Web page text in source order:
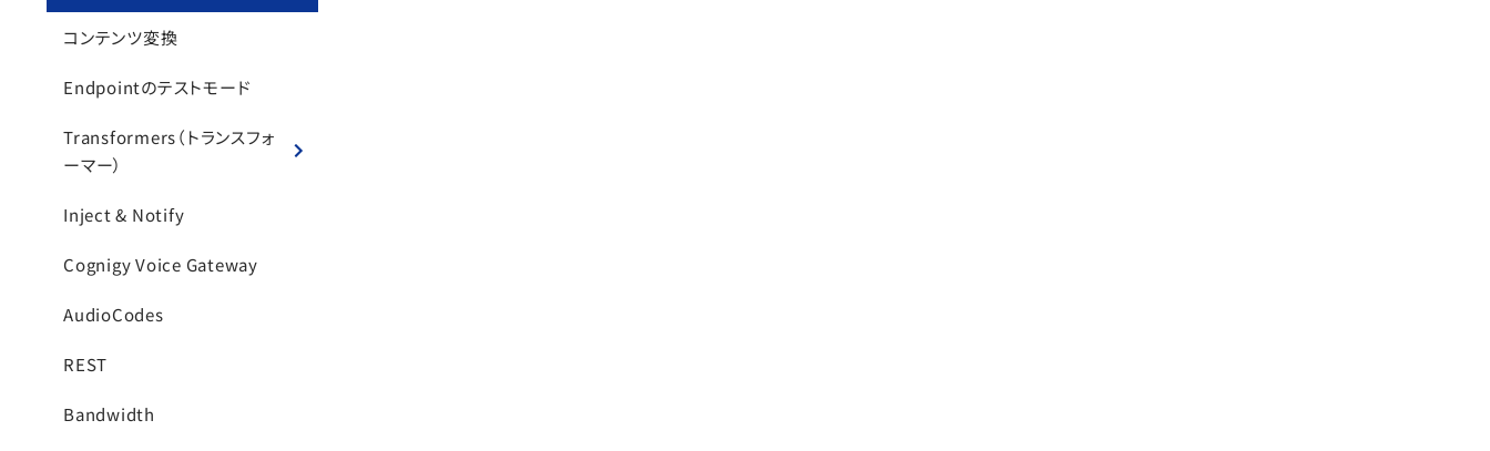
コンテンツ変換
Endpointのテストモード
Transformers（トランスフォ
ーマー）
Inject & Notify
Cognigy Voice Gateway
AudioCodes
REST
Bandwidth